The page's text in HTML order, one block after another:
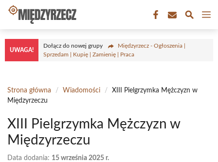
Przejdź
treści
UWAGA!
Dołącz do nowej grupy
Międzyrzecz - Ogłoszenia |
Sprzedam | Kupię | Zamienię | Praca
Strona główna / Wiadomości /
XIII Pielgrzymka Mężczyzn w
Międzyrzeczu
XIII Pielgrzymka Mężczyzn w
Międzyrzeczu
Data dodania: 15 września 2025 r.